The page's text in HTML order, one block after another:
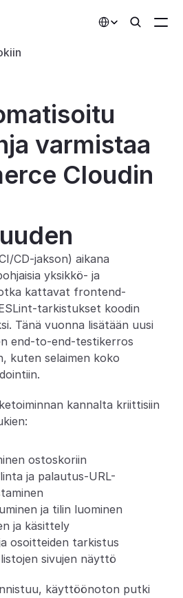
Language
V a e
varmistaa
Cloudin
CD-jakson) aikana
yksikkö- ja
kattavat frontend-
tarkistukset koodin
Tänä vuonna lisätään uusi
end-to-end-testikerros
kuten selaimen koko
kannalta kriittisiin
ostoskoriin
ja palautus-URL-
ja tilin luominen
ja käsittely
osoitteiden tarkistus
sivujen näyttö
käyttöönoton putki